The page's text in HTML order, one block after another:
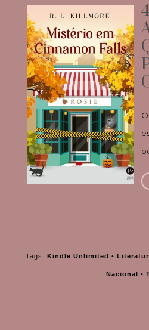
Tags: Kindle Unlimited •
Nacional •